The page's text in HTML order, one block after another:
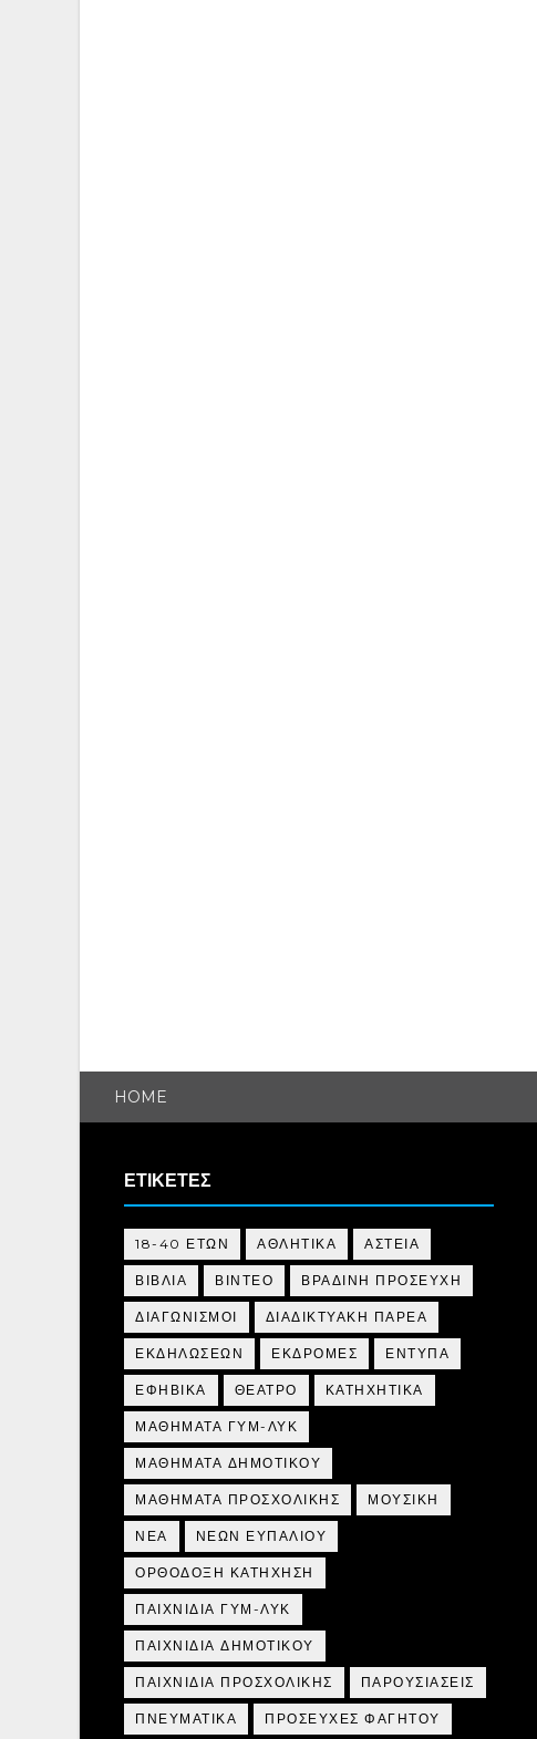
HOME
ΕΤΙΚΕΤΕΣ
18-40 ΕΤΩΝ ΑΘΛΗΤΙΚΑ ΑΣΤΕΙΑ
ΒΙΒΛΙΑ ΒΙΝΤΕΟ ΒΡΑΔΙΝΗ ΠΡΟΣΕΥΧΗ
ΔΙΑΓΩΝΙΣΜΟΙ ΔΙΑΔΙΚΤΥΑΚΗ ΠΑΡΕΑ
ΕΚΔΗΛΩΣΕΩΝ ΕΚΔΡΟΜΕΣ ΕΝΤΥΠΑ
ΕΦΗΒΙΚΑ ΘΕΑΤΡΟ ΚΑΤΗΧΗΤΙΚΑ
ΜΑΘΗΜΑΤΑ ΓΥΜ-ΛΥΚ
ΜΑΘΗΜΑΤΑ ΔΗΜΟΤΙΚΟΥ
ΜΑΘΗΜΑΤΑ ΠΡΟΣΧΟΛΙΚΗΣ ΜΟΥΣΙΚΗ
ΝΕΑ ΝΕΩΝ ΕΥΠΑΛΙΟΥ
ΟΡΘΟΔΟΞΗ ΚΑΤΗΧΗΣΗ
ΠΑΙΧΝΙΔΙΑ ΓΥΜ-ΛΥΚ
ΠΑΙΧΝΙΔΙΑ ΔΗΜΟΤΙΚΟΥ
ΠΑΙΧΝΙΔΙΑ ΠΡΟΣΧΟΛΙΚΗΣ ΠΑΡΟΥΣΙΑΣΕΙΣ
ΠΝΕΥΜΑΤΙΚΑ ΠΡΟΣΕΥΧΕΣ ΦΑΓΗΤΟΥ